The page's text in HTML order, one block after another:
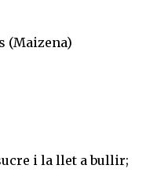
(Maizena)
i la llet a bullir;